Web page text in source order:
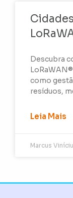
Descubra
como
resíduos,
Leia Mais
Marcus